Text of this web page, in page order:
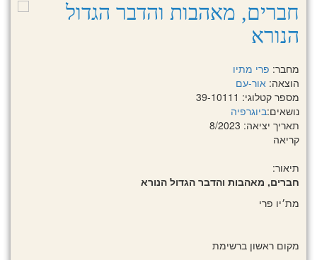
חברים, מאהבות והדבר הגדול
הנורא
מחבר: פרי מתיו
הוצאה: אור-עם
מספר קטלוגי: 39-10111
נושאים:ביוגרפיה
תאריך יציאה: 8/2023
קריאה
תיאור:
חברים, מאהבות והדבר הגדול הנורא
מת׳יו פרי
מקום ראשון ברשימת